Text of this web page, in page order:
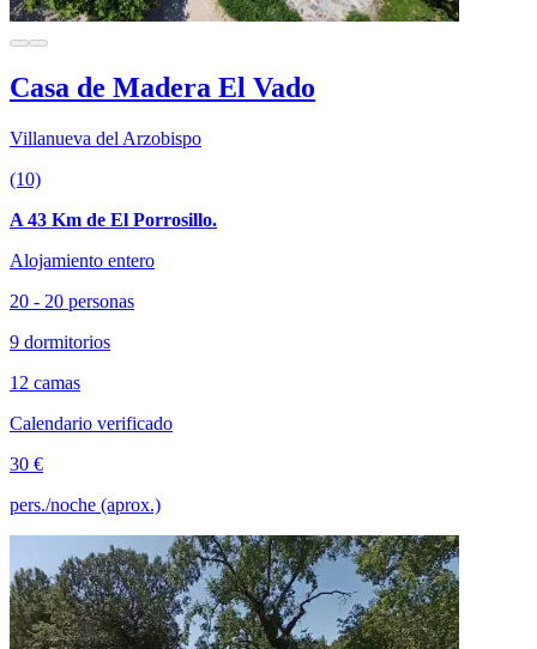
Casa de Madera El Vado
Villanueva del Arzobispo
(10)
A 43 Km de El Porrosillo.
Alojamiento entero
20 - 20 personas
9 dormitorios
12 camas
Calendario verificado
30 €
pers./noche (aprox.)